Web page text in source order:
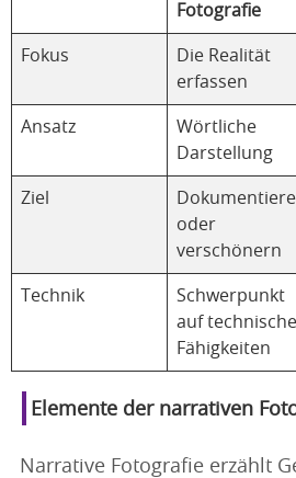
Fotografie
Fokus
Die Realität
erfassen
Ansatz
Wörtliche
Darstellung
Ziel
oder
verschönern
Technik
Schwerpunkt
auf
Fähigkeiten
Elemente der narrativen
Narrative Fotografie erzählt